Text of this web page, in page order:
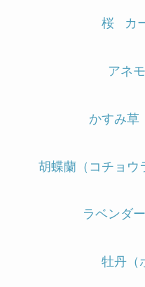
桜 カ
アネ
かすみ草
胡蝶蘭（コチョウ
ラベンダー
牡丹（